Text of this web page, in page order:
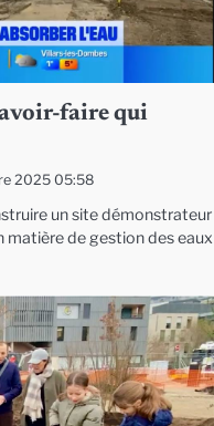
faire qui
2025 05:58
un site démonstrateur
matière de gestion des eaux